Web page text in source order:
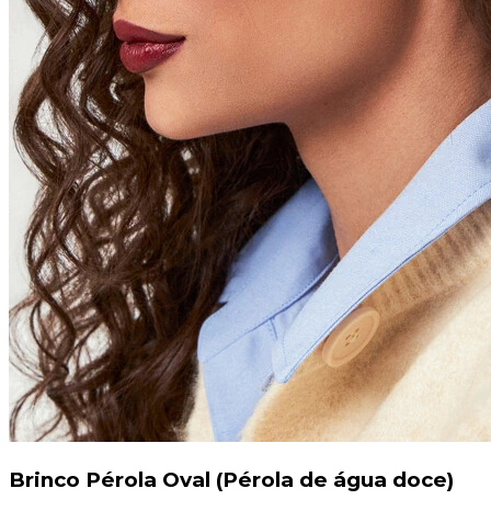
Brinco Pérola Oval (Pérola de água doce)